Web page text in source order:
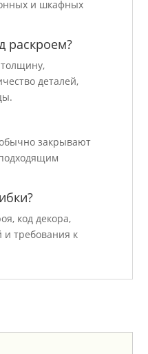
и шкафных
раскроем?
деталей,
закрывают
код декора,
и требования к